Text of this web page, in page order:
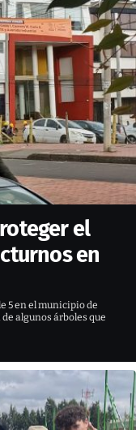
el
en
5 en el municipio de
algunos árboles que